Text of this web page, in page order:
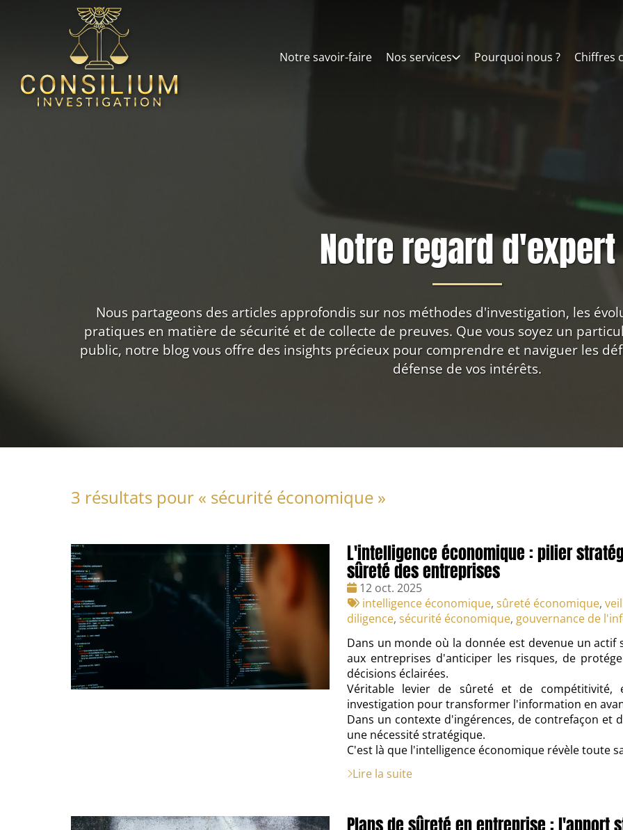
Notre savoir-faire Nos services Pourquoi nous ? Chiffres
Notre regard d'expert
Nous partageons des articles approfondis sur nos méthodes d'investigation, les
pratiques en matière de sécurité et de collecte de preuves. Que vous soyez un
public, notre blog vous offre des insights précieux pour comprendre et naviguer les
défense de vos intérêts.
3 résultats pour « sécurité économique »
L'intelligence économique : pilier
sûreté des entreprises
Date
:
12 oct. 2025
Tags
:
intelligence économique, sûreté économique,
diligence, sécurité économique, gouvernance de
Dans un monde où la donnée est devenue un
aux entreprises d'anticiper les risques, de
décisions éclairées.
Véritable levier de sûreté et de compétitivité,
investigation pour transformer l'information en
Dans un contexte d'ingérences, de contrefaçon
une nécessité stratégique.
C'est là que l'intelligence économique révèle toute
Lire la suite